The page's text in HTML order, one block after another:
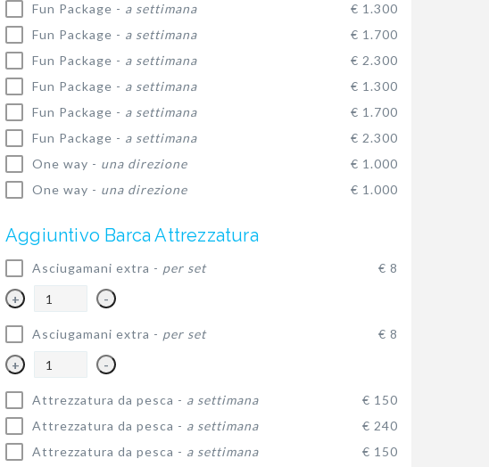
Fun Package - a settimana
€ 1.300
Fun Package - a settimana
€ 1.700
Fun Package - a settimana
€ 2.300
Fun Package - a settimana
€ 1.300
Fun Package - a settimana
€ 1.700
Fun Package - a settimana
€ 2.300
One way - una direzione
€ 1.000
One way - una direzione € 1.000
Aggiuntivo Barca Attrezzatura
Asciugamani extra - per set € 8
+ -
Asciugamani extra - per set € 8
+ -
Attrezzatura da pesca - a settimana
€ 150
Attrezzatura da pesca - a settimana
€ 240
Attrezzatura da pesca - a settimana
€ 150